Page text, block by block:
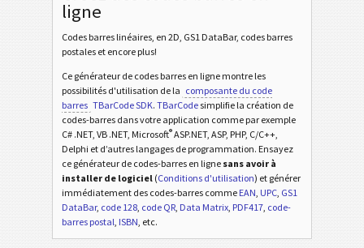
ligne
Codes barres linéaires, en 2D, GS1 DataBar, codes barres
postales et encore plus!
Ce générateur de codes barres en ligne montre les
possibilités d'utilisation de la composante du code
barres TBarCode SDK. TBarCodesimplifie la création de
codes-barres dans votre application comme par exemple
C# .NET, VB .NET, Microsoft®ASP.NET, ASP, PHP, C/C++,
Delphi et d’autres langages de programmation. Ensayez
ce générateur de codes-barres en ligne sans avoir à
installer de logiciel (Conditions d'utilisation) et générer
immédiatement des codes-barres comme EAN, UPC, GS1
DataBar, code 128, code QR, Data Matrix, PDF417, code-
barres postal, ISBN, etc.